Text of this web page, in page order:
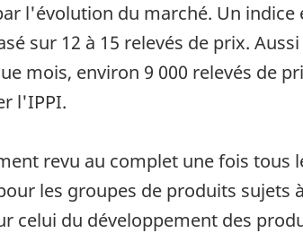
l'évolution du marché. Un
sur 12 à 15 relevés de prix.
mois, environ 9 000 relevés de
l'IPPI.
revu au complet une fois tous
les groupes de produits sujets
celui du développement des